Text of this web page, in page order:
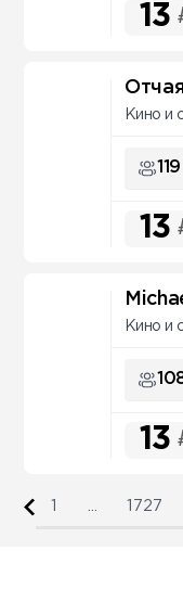
13
Кино и
13
Кино и
13
1727